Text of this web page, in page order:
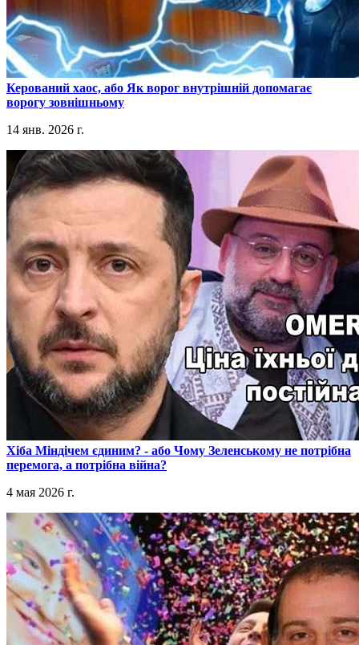
​Керований хаос, або Як ворог внутрішній допомагає
ворогу зовнішньому
14 янв. 2026 г.
​Хіба Міндічем єдиним? - або Чому Зеленському не потрібна
перемога, а потрібна війна?
4 мая 2026 г.